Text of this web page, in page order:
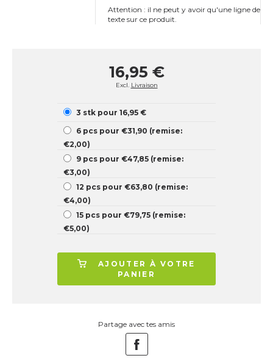
Attention : il ne peut y avoir qu'une ligne de
texte sur ce produit.
16,95 €
Excl. Livraison
3 stk pour 16,95 €
6 pcs pour €31,90 (remise:
€2,00)
9 pcs pour €47,85 (remise:
€3,00)
12 pcs pour €63,80 (remise:
€4,00)
15 pcs pour €79,75 (remise:
€5,00)
AJOUTER À VOTRE
PANIER
Partage avec tes amis